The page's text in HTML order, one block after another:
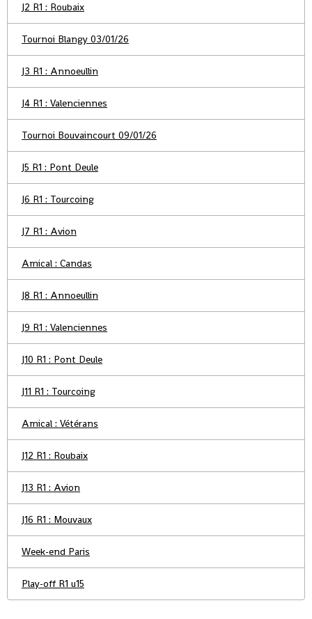
J2 R1 : Roubaix
Tournoi Blangy 03/01/26
J3 R1 : Annoeullin
J4 R1 : Valenciennes
Tournoi Bouvaincourt 09/01/26
J5 R1 : Pont Deule
J6 R1 : Tourcoing
J7 R1 : Avion
Amical : Candas
J8 R1 : Annoeullin
J9 R1 : Valenciennes
J10 R1 : Pont Deule
J11 R1 : Tourcoing
Amical : Vétérans
J12 R1 : Roubaix
J13 R1 : Avion
J16 R1 : Mouvaux
Week-end Paris
Play-off R1 u15